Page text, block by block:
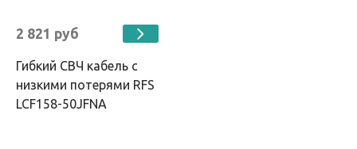
2 821 руб
Гибкий СВЧ кабель с
низкими потерями RFS
LCF158-50JFNA